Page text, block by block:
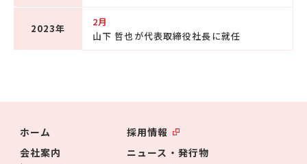
2023年
2月
山下 哲也が代表取締役社長に就任
ホーム
会社案内
採用情報
ニュース・発行物